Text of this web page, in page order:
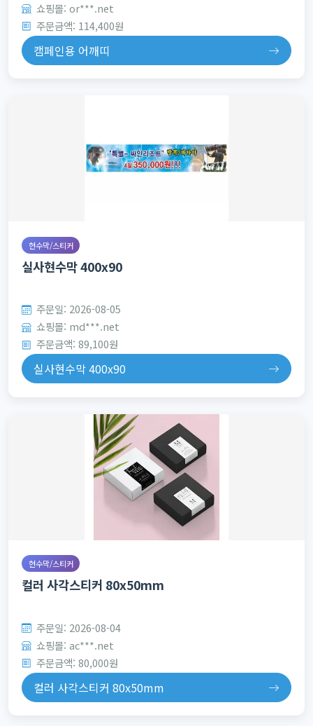
쇼핑몰: or***.net
주문금액: 114,400원
캠페인용 어깨띠
현수막/스티커
실사현수막 400x90
주문일: 2026-08-05
쇼핑몰: md***.net
주문금액: 89,100원
실사현수막 400x90
현수막/스티커
컬러 사각스티커 80x50mm
주문일: 2026-08-04
쇼핑몰: ac***.net
주문금액: 80,000원
컬러 사각스티커 80x50mm